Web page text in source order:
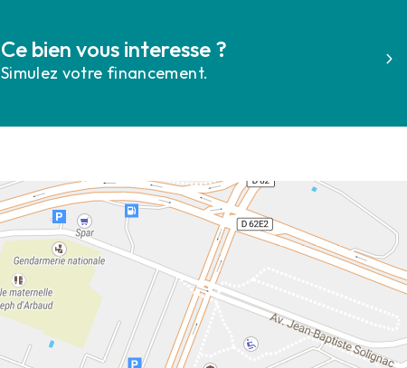
Ce bien vous interesse ?
Simulez votre financement.